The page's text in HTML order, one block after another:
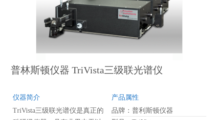
普林斯顿仪器 TriVista三级联光谱仪
仪器简介
TriVista三级联光谱仪是真正的
产品属性
品牌：普利斯顿仪器